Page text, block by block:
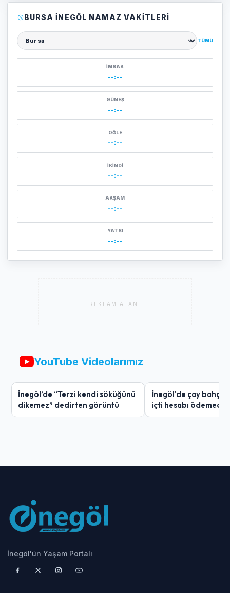
BURSA İNEGÖL NAMAZ VAKITLERI
Şehir seçin
TÜMÜ
İMSAK
--:--
GÜNEŞ
--:--
ÖĞLE
--:--
İKINDI
--:--
AKŞAM
--:--
YATSI
--:--
REKLAM ALANI
YouTube Videolarımız
İnegöl’de “Terzi kendi söküğünü
dikemez” dedirten görüntü
İnegöl'de çay
içti hesabı ödemedi
İnegöl'ün Yaşam Portalı